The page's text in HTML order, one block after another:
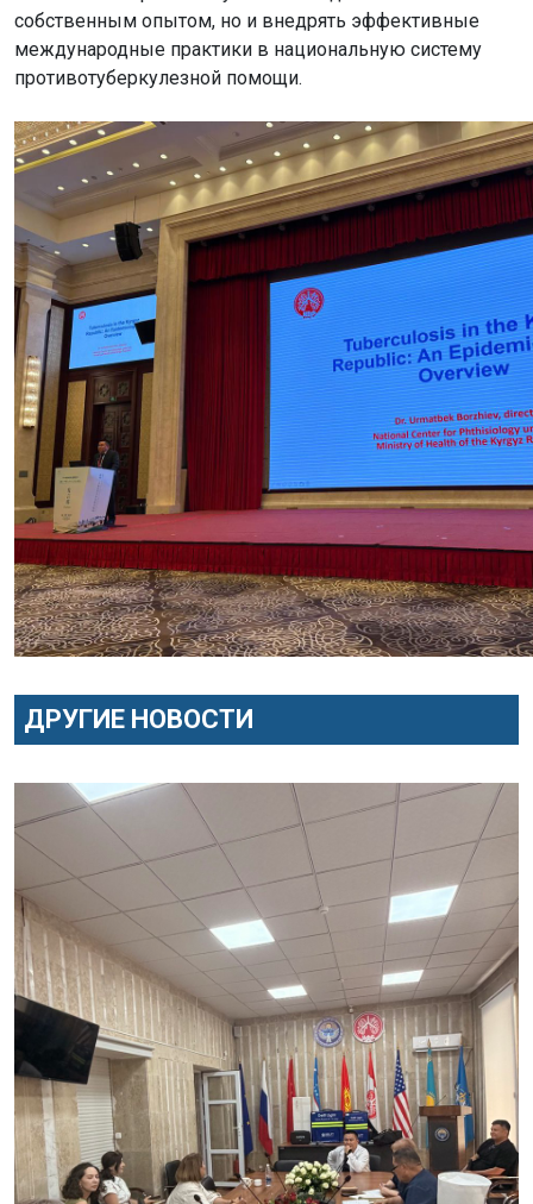
собственным опытом, но и внедрять эффективные
международные практики в национальную систему
противотуберкулезной помощи.
ДРУГИЕ НОВОСТИ